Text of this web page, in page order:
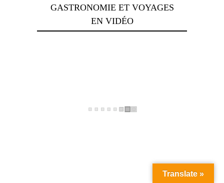
GASTRONOMIE ET VOYAGES
EN VIDÉO
Translate »